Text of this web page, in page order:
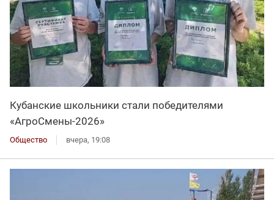
Кубанские школьники стали победителями
«АгроСмены-2026»
Общество вчера, 19:08